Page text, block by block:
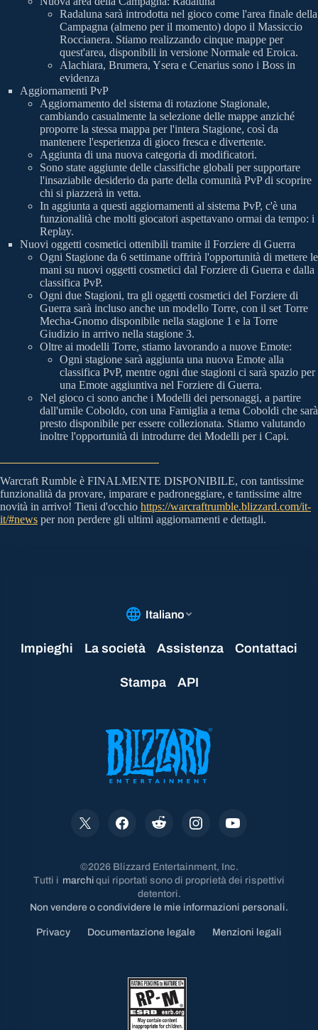
Radaluna sarà introdotta nel gioco come l'area finale della
Campagna (almeno per il momento) dopo il Massiccio
Roccianera. Stiamo realizzando cinque mappe per
quest'area, disponibili in versione Normale ed Eroica.
Alachiara, Brumera, Ysera e Cenarius sono i Boss in
evidenza
Aggiornamenti PvP
Aggiornamento del sistema di rotazione Stagionale,
cambiando casualmente la selezione delle mappe anziché
proporre la stessa mappa per l'intera Stagione, così da
mantenere l'esperienza di gioco fresca e divertente.
Aggiunta di una nuova categoria di modificatori.
Sono state aggiunte delle classifiche globali per supportare
l'insaziabile desiderio da parte della comunità PvP di scoprire
chi si piazzerà in vetta.
In aggiunta a questi aggiornamenti al sistema PvP, c'è una
funzionalità che molti giocatori aspettavano ormai da tempo: i
Replay.
Nuovi oggetti cosmetici ottenibili tramite il Forziere di Guerra
Ogni Stagione da 6 settimane offrirà l'opportunità di mettere le
mani su nuovi oggetti cosmetici dal Forziere di Guerra e dalla
classifica PvP.
Ogni due Stagioni, tra gli oggetti cosmetici del Forziere di
Guerra sarà incluso anche un modello Torre, con il set Torre
Mecha-Gnomo disponibile nella stagione 1 e la Torre
Giudizio in arrivo nella stagione 3.
Oltre ai modelli Torre, stiamo lavorando a nuove Emote:
Ogni stagione sarà aggiunta una nuova Emote alla
classifica PvP, mentre ogni due stagioni ci sarà spazio per
una Emote aggiuntiva nel Forziere di Guerra.
Nel gioco ci sono anche i Modelli dei personaggi, a partire
dall'umile Coboldo, con una Famiglia a tema Coboldi che sarà
presto disponibile per essere collezionata. Stiamo valutando
inoltre l'opportunità di introdurre dei Modelli per i Capi.
Warcraft Rumble è FINALMENTE DISPONIBILE, con tantissime
funzionalità da provare, imparare e padroneggiare, e tantissime altre
novità in arrivo! Tieni d'occhio https://warcraftrumble.blizzard.com/it-
it/#news per non perdere gli ultimi aggiornamenti e dettagli.